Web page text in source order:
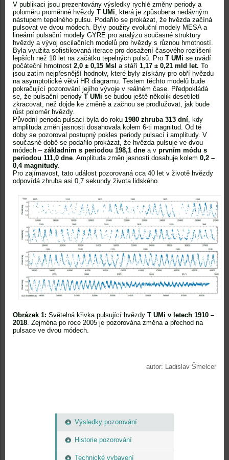
Výsledky pozorování
Historie pozorování
Technické vybavení
V publikaci jsou prezentovány výsledky rychlé změny periody a
poloměru proměnné hvězdy T UMi, která je způsobena nedávným
nástupem tepelného pulsu. Podařilo se prokázat, že hvězda začíná
pulsovat ve dvou módech. Byly použity evoluční modely MESA a
lineární pulsační modely GYRE pro analýzu současné struktury
hvězdy a vývoj oscilačních modelů pro hvězdy s různou hmotností.
Byla využita sofistikovaná iterace pro dosažení časového rozlišení
lepších než 10 let na začátku tepelných pulsů. Pro T UMi se uvádí
počáteční hmotnost 2,0 ± 0,15 Msl a stáří 1,17 ± 0,21 mld let. To
jsou zatím nejpřesnější hodnoty, které byly získány pro obří hvězdu
na asymptotické větvi HR diagramu. Testem těchto modelů bude
pokračující pozorování jejího vývoje v reálném čase. Předpokládá
se, že pulsační periody T UMi se budou ještě několik desetiletí
zkracovat, než dojde ke změně a začnou se prodlužovat, jak bude
růst poloměr hvězdy.
Původní perioda pulsací byla do roku 1980 zhruba 313 dní, kdy
amplituda změn jasnosti dosahovala kolem 6-ti magnitud. Od té
doby se pozoroval postupný pokles periody pulsací i amplitudy. V
současné době se podařilo prokázat, že hvězda pulsuje ve dvou
módech – základním s periodou 198,1 dne a v prvním módu s
periodou 111,0 dne. Amplituda změn jasnosti dosahuje kolem 0,2 –
0,4 magnitudy.
Pro zajímavost, tato událost pozorovaná cca 40 let v životě hvězdy
odpovídá zhruba asi 0,7 sekundy života lidského.
Obrázek 1: Světelná křivka pulsující hvězdy T UMi v letech 1910 –
2018. Zejména po roce 2005 je pozorována změna a přechod na
pulsace ve dvou módech.
autor: Ladislav Šmelcer